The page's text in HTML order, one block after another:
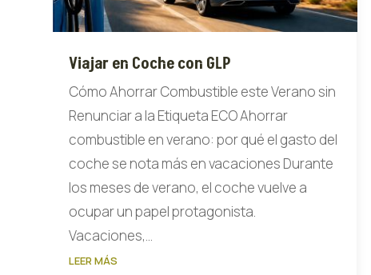
Viajar en Coche con GLP
Cómo Ahorrar Combustible este Verano sin
Renunciar a la Etiqueta ECO Ahorrar
combustible en verano: por qué el gasto del
coche se nota más en vacaciones Durante
los meses de verano, el coche vuelve a
ocupar un papel protagonista.
Vacaciones,...
LEER MÁS